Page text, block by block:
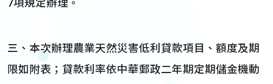
7項規定辦理。
三、本次辦理農業天然災害低利貸款項目、額度及期
限如附表；貸款利率依中華郵政二年期定期儲金機動